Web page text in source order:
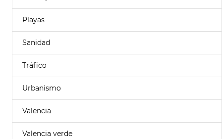
Playas
Sanidad
Tráfico
Urbanismo
Valencia
Valencia verde